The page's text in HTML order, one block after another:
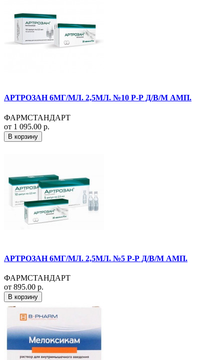
АРТРОЗАН 6МГ/МЛ. 2,5МЛ. №10 Р-Р Д/В/М АМП.
ФАРМСТАНДАРТ
от 1 095.00 р.
В корзину
АРТРОЗАН 6МГ/МЛ. 2,5МЛ. №5 Р-Р Д/В/М АМП.
ФАРМСТАНДАРТ
от 895.00 р.
В корзину